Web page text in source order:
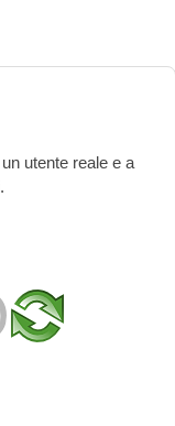
utente reale e a